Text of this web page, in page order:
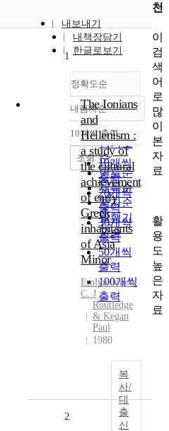
내보내기
내책장담기
한글로보기
정확도순
정확도
순
인기도
순
연도순
제목순
저자순
발행기
관순
내림차순
내림차순
10개씩 출력
10개씩
출력
20개씩
출력
30개씩
출력
50개씩
출력
100개씩
출력
조회
1
The Ionians
and
Hellenism :
a study of
the cultural
achievement
of early
Greek
inhabitants
of Asia
Minor
Emlyn-Jones,
C. J
Routledge
& Kegan
Paul
1980
복
사/
대
출
신
2
천
이
검
색
어
로
많
이
본
자
료
활
용
도
높
은
자
료